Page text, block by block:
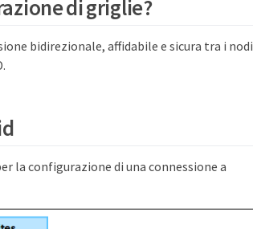
di griglie?
bidirezionale, affidabile e sicura tra i nodi
la configurazione di una connessione a